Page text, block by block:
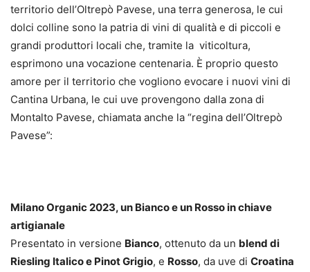
territorio dell’Oltrepò Pavese, una terra generosa, le cui
dolci colline sono la patria di vini di qualità e di piccoli e
grandi produttori locali che, tramite la viticoltura,
esprimono una vocazione centenaria. È proprio questo
amore per il territorio che vogliono evocare i nuovi vini di
Cantina Urbana, le cui uve provengono dalla zona di
Montalto Pavese, chiamata anche la “regina dell’Oltrepò
Pavese”:
Milano Organic 2023, un Bianco e un Rosso in chiave
artigianale
Presentato in versione Bianco, ottenuto da un blend di
Riesling Italico e Pinot Grigio, e Rosso, da uve di Croatina